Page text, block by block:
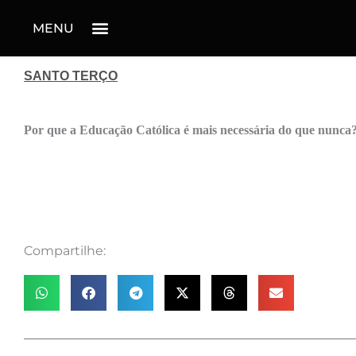
MENU
SANTO TERÇO
Por que a Educação Católica é mais necessária do que
Compartilhe: